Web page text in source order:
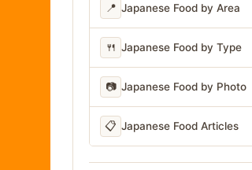
📍 Japanese Food by Area
🍴 Japanese Food by Type
📷 Japanese Food by Photo
📋 Japanese Food Articles